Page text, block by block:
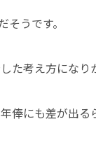
うです。
た考え方になり
にも差が出る